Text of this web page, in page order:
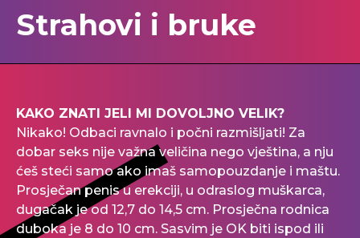
Strahovi i bruke
KAKO ZNATI JELI MI DOVOLJNO VELIK?
Nikako! Odbaci ravnalo i počni razmišljati! Za
dobar seks nije važna veličina nego vještina, a nju
ćeš steći samo ako imaš samopouzdanje i maštu.
Prosječan penis u erekciji, u odraslog muškarca,
dugačak je od 12,7 do 14,5 cm. Prosječna rodnica
duboka je 8 do 10 cm. Sasvim je OK biti ispod ili